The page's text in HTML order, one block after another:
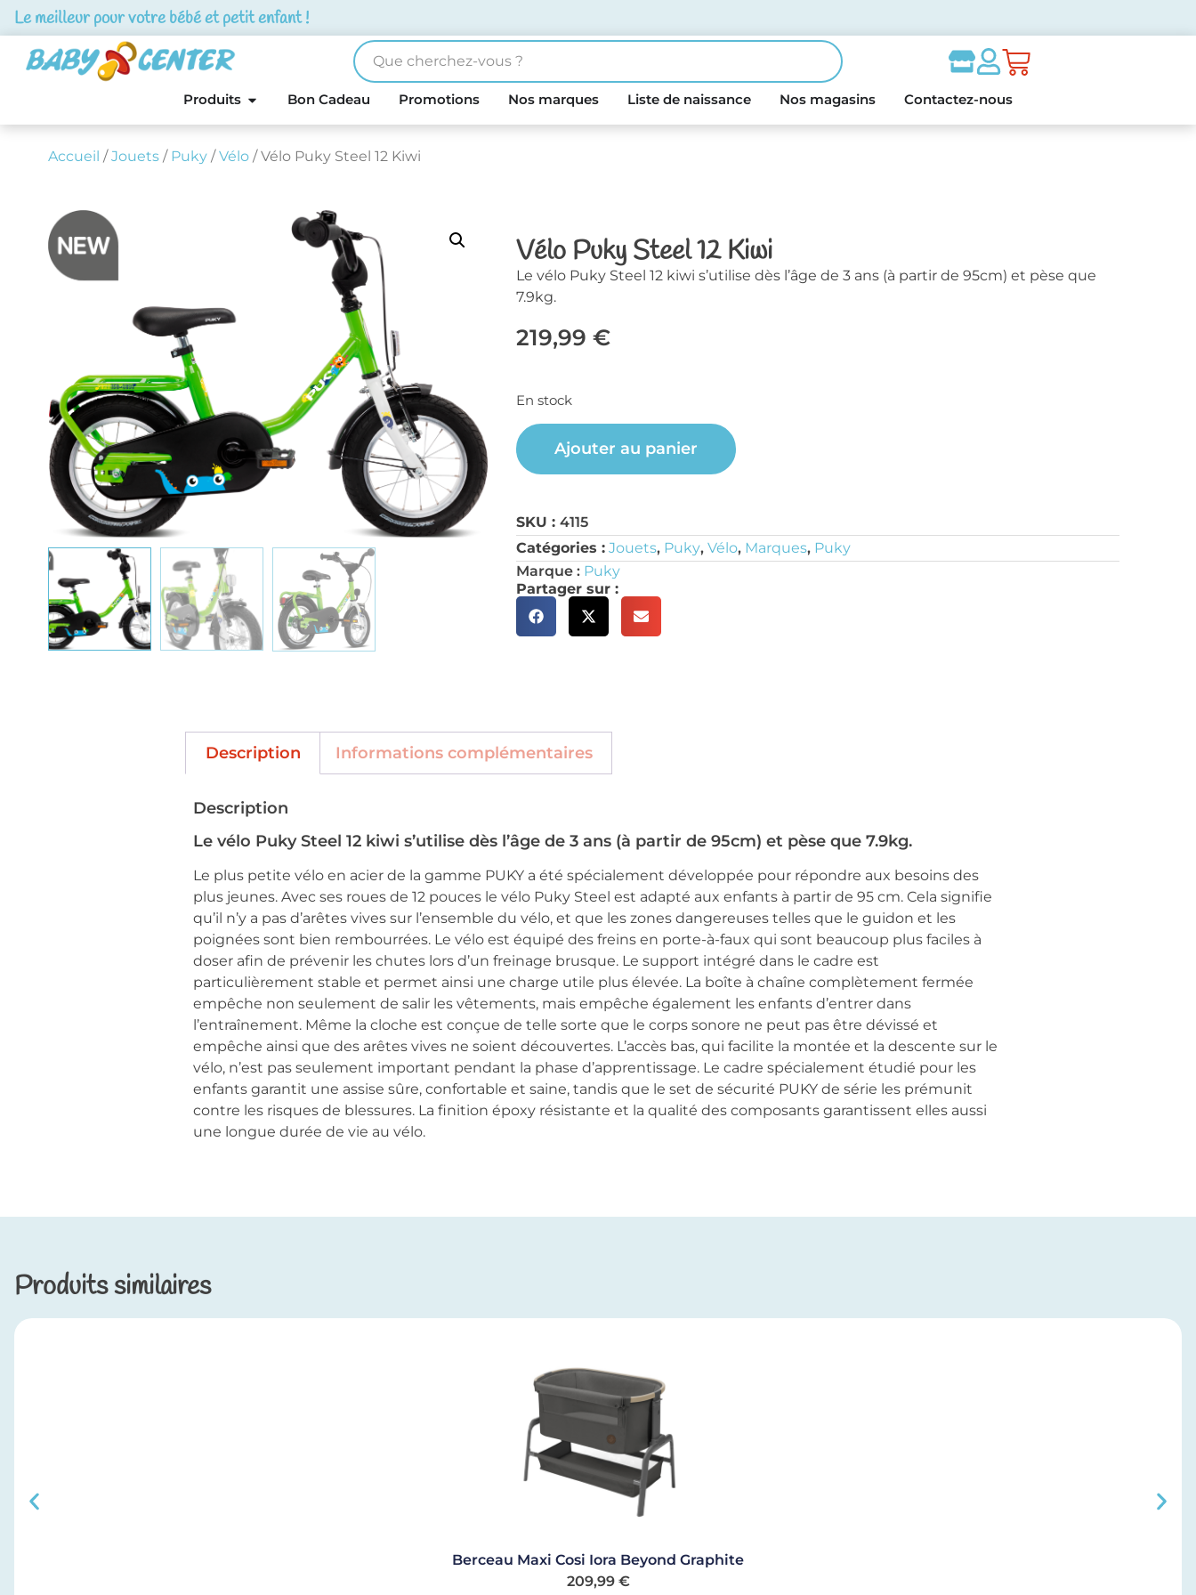
Le meilleur pour votre bébé et petit enfant !
Produits Bon Cadeau Promotions Nos marques Liste de naissance Nos magasins Contactez-nous
Accueil /Jouets/ Puky/Vélo/ Vélo Puky Steel 12 Kiwi
Vélo Puky Steel 12 Kiwi
Le vélo Puky Steel 12 kiwi s’utilise dès l’âge de 3 ans (à partir de 95cm) et pèse que
7.9kg.
219,99€
En stock
Ajouter au panier
SKU :4115
Catégories : Jouets, Puky,Vélo, Marques, Puky
Marque : Puky
Partager sur :
Description Informations complémentaires
Description
Le vélo Puky Steel 12 kiwi s’utilise dès l’âge de 3 ans (à partir de 95cm) et pèse que 7.9kg.
Le plus petite vélo en acier de la gamme PUKY a été spécialement développée pour répondre aux besoins des
plus jeunes. Avec ses roues de 12 pouces le vélo Puky Steel est adapté aux enfants à partir de 95 cm. Cela signifie
qu’il n’y a pas d’arêtes vives sur l’ensemble du vélo, et que les zones dangereuses telles que le guidon et les
poignées sont bien rembourrées. Le vélo est équipé des freins en porte-à-faux qui sont beaucoup plus faciles à
doser afin de prévenir les chutes lors d’un freinage brusque. Le support intégré dans le cadre est
particulièrement stable et permet ainsi une charge utile plus élevée. La boîte à chaîne complètement fermée
empêche non seulement de salir les vêtements, mais empêche également les enfants d’entrer dans
l’entraînement. Même la cloche est conçue de telle sorte que le corps sonore ne peut pas être dévissé et
empêche ainsi que des arêtes vives ne soient découvertes. L’accès bas, qui facilite la montée et la descente sur le
vélo, n’est pas seulement important pendant la phase d’apprentissage. Le cadre spécialement étudié pour les
enfants garantit une assise sûre, confortable et saine, tandis que le set de sécurité PUKY de série les prémunit
contre les risques de blessures. La finition époxy résistante et la qualité des composants garantissent elles aussi
une longue durée de vie au vélo.
Produits similaires
Berceau Maxi Cosi Iora Beyond Graphite
209,99 €